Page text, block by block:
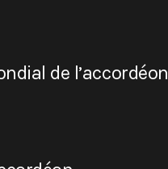
de l’accordéon